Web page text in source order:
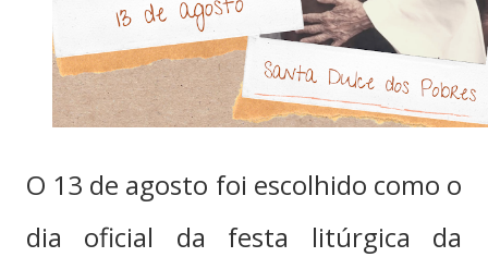
O 13 de agosto foi escolhido como o
dia oficial da festa litúrgica da